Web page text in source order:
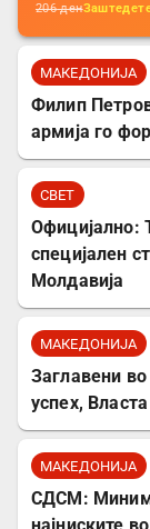
206ден
МАКЕДОНИЈА
Филип
армија го
СВЕТ
Официјално:
специјален
Молдавија
МАКЕДОНИЈА
Заглавени
успех,
МАКЕДОНИЈА
СДСМ: